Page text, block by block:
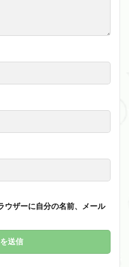
ウザーに自分の名前、メール